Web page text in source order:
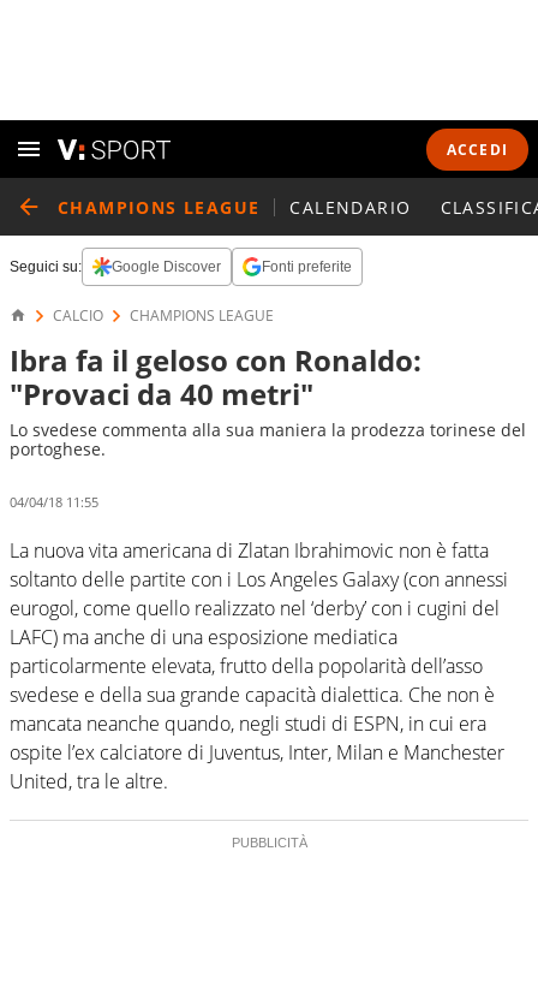
ACCEDI
CHAMPIONS LEAGUE CALENDARIO
Seguici su: Google Discover Fonti preferite
CALCIO CHAMPIONS LEAGUE
Ibra fa il geloso con Ronaldo:
"Provaci da 40 metri"
Lo svedese commenta alla sua maniera la prodezza torinese del
portoghese.
04/04/18 11:55
La nuova vita americana di Zlatan Ibrahimovic non è fatta
soltanto delle partite con i Los Angeles Galaxy (con annessi
eurogol, come quello realizzato nel ‘derby’ con i cugini del
LAFC) ma anche di una esposizione mediatica
particolarmente elevata, frutto della popolarità dell’asso
svedese e della sua grande capacità dialettica. Che non è
mancata neanche quando, negli studi di ESPN, in cui era
ospite l’ex calciatore di Juventus, Inter, Milan e Manchester
United, tra le altre.